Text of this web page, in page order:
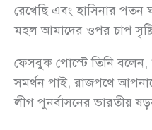
রেখেছি এবং হাসিনার পতন
মহল আমাদের ওপর চাপ
ফেসবুক পোস্টে তিনি
সমর্থন পাই, রাজপথে
লীগ পুনর্বাসনের ভারতীয়